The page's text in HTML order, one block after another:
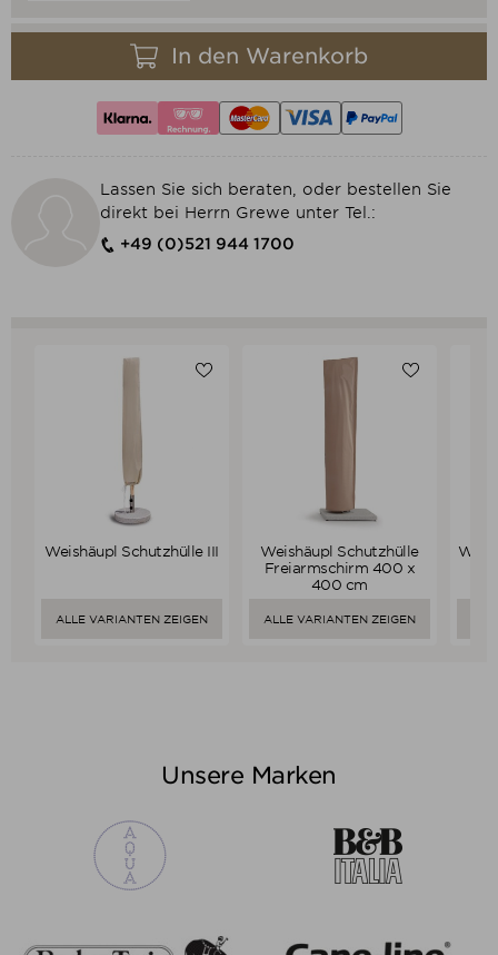
In den Warenkorb
Lassen Sie sich beraten, oder bestellen Sie
direkt bei Herrn Grewe unter Tel.:
+49 (0)521 944 1700
Verkaufspreis
ab 179,00 €
Weishäupl Schutzhülle III
ALLE VARIANTEN ZEIGEN
Verkaufspreis
ab 189,00 €
Preis
179,55 €
Weishäupl Schutzhülle
Freiarmschirm 400 x
400 cm
ALLE VARIANTEN ZEIGEN
Unsere Marken